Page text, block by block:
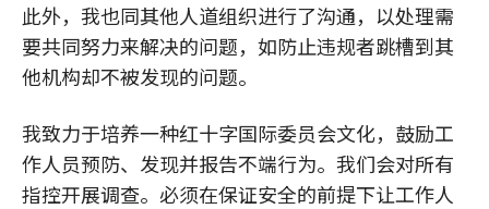
此外，我也同其他人道组织进行了沟通，以处理需
要共同努力来解决的问题，如防止违规者跳槽到其
他机构却不被发现的问题。
我致力于培养一种红十字国际委员会文化，鼓励工
作人员预防、发现并报告不端行为。我们会对所有
指控开展调查。必须在保证安全的前提下让工作人